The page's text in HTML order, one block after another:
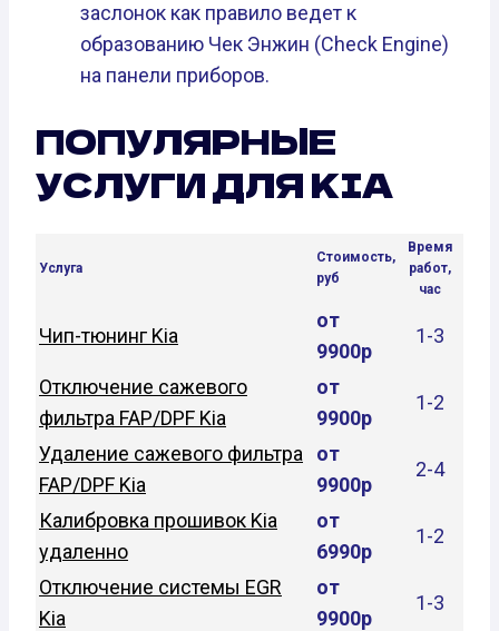
заслонок как правило ведет к
образованию Чек Энжин (Check Engine)
на панели приборов.
ПОПУЛЯРНЫЕ
УСЛУГИ ДЛЯ KIA
Услуга
Стоимость,
руб
Время
работ,
час
Чип-тюнинг Kia
от
9900р
1-3
Отключение сажевого
фильтра FAP/DPF Kia
от
9900р
1-2
Удаление сажевого фильтра
FAP/DPF Kia
от
9900р
2-4
Калибровка прошивок Kia
удаленно
от
6990р
1-2
Отключение системы EGR
Kia
от
9900р
1-3